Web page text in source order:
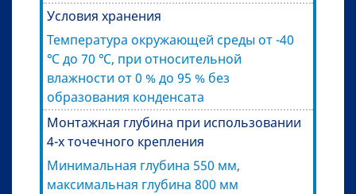
Условия хранения
Температура окружающей среды от -40
℃ до 70 ℃, при относительной
влажности от 0 % до 95 % без
образования конденсата
Монтажная глубина при использовании
4-х точечного крепления
Минимальная глубина 550 мм,
максимальная глубина 800 мм